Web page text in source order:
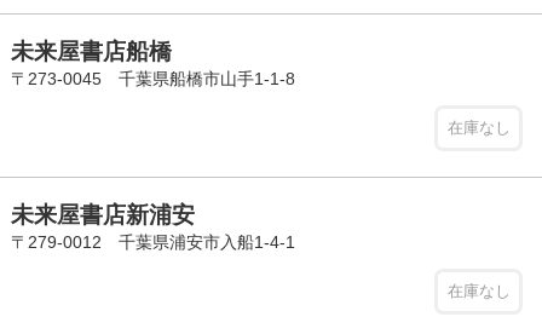
未来屋書店船橋
〒273-0045 千葉県船橋市山手1-1-8
在庫なし
未来屋書店新浦安
〒279-0012 千葉県浦安市入船1-4-1
在庫なし